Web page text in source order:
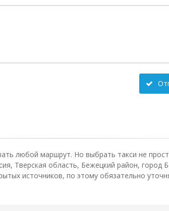
любой маршрут. Но выбрать такси не
Тверская область, Бежецкий район, город
источников, по этому обязательно